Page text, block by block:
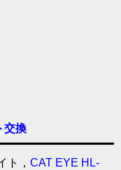
交換
ト， CAT EYE HL-